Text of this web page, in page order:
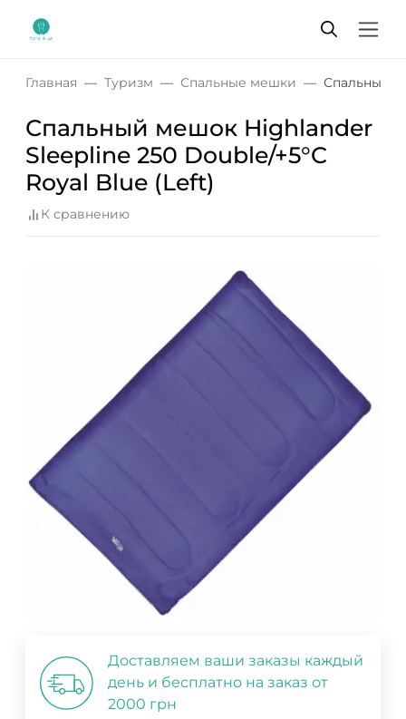
Главная Туризм Спальные мешки Спальный
Спальный мешок Highlander
Sleepline 250 Double/+5°C
Royal Blue (Left)
К сравнению
Доставляем ваши заказы каждый
день и бесплатно на заказ от
2000 грн